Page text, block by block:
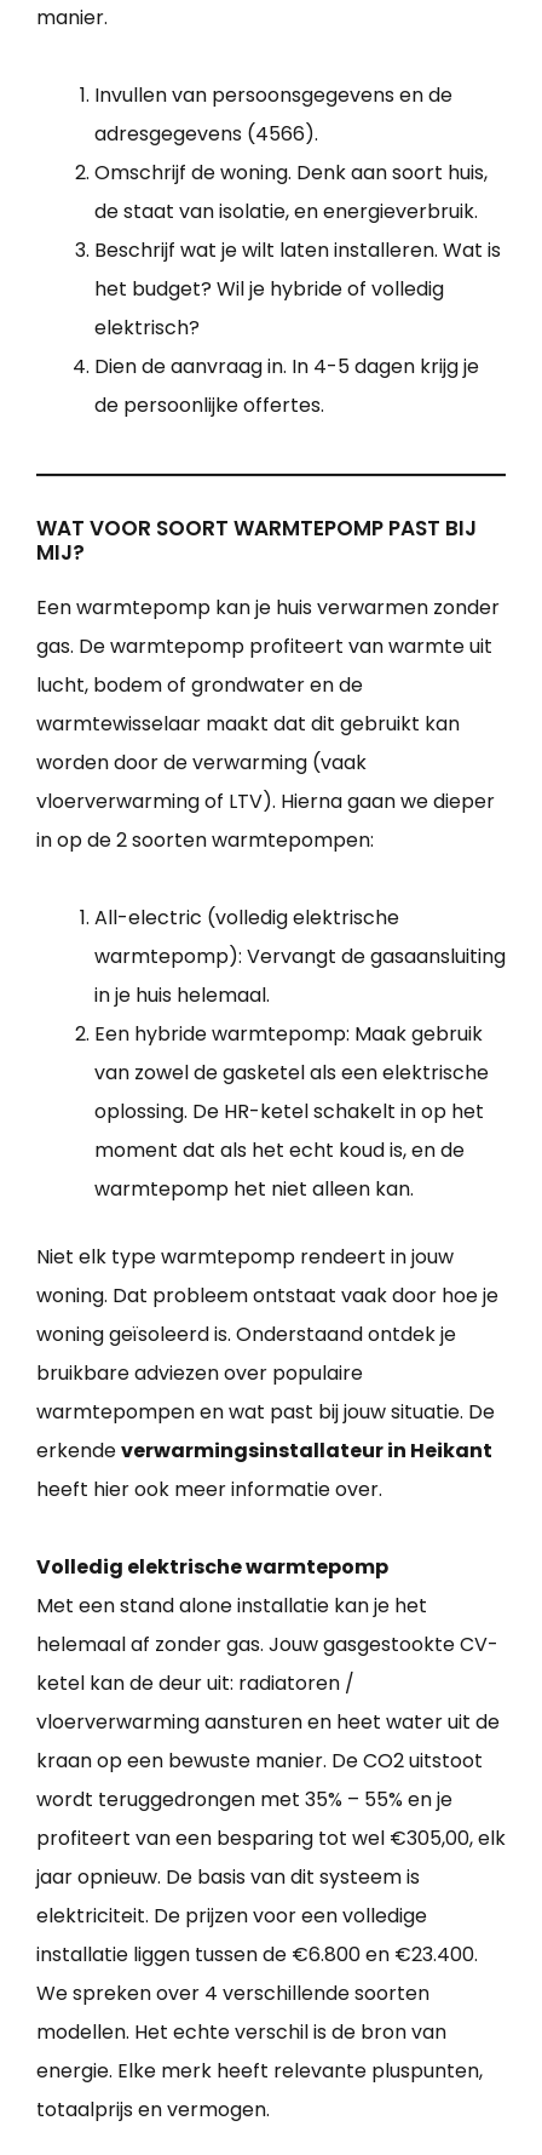
manier.
Invullen van persoonsgegevens en de
adresgegevens (4566).
Omschrijf de woning. Denk aan soort huis,
de staat van isolatie, en energieverbruik.
Beschrijf wat je wilt laten installeren. Wat is
het budget? Wil je hybride of volledig
elektrisch?
Dien de aanvraag in. In 4-5 dagen krijg je
de persoonlijke offertes.
WAT VOOR SOORT WARMTEPOMP PAST BIJ
MIJ?
Een warmtepomp kan je huis verwarmen zonder
gas. De warmtepomp profiteert van warmte uit
lucht, bodem of grondwater en de
warmtewisselaar maakt dat dit gebruikt kan
worden door de verwarming (vaak
vloerverwarming of LTV). Hierna gaan we dieper
in op de 2 soorten warmtepompen:
All-electric (volledig elektrische
warmtepomp): Vervangt de gasaansluiting
in je huis helemaal.
Een hybride warmtepomp: Maak gebruik
van zowel de gasketel als een elektrische
oplossing. De HR-ketel schakelt in op het
moment dat als het echt koud is, en de
warmtepomp het niet alleen kan.
Niet elk type warmtepomp rendeert in jouw
woning. Dat probleem ontstaat vaak door hoe je
woning geïsoleerd is. Onderstaand ontdek je
bruikbare adviezen over populaire
warmtepompen en wat past bij jouw situatie. De
erkendeverwarmingsinstallateur in Heikant
heeft hier ook meer informatie over.
Volledig elektrische warmtepomp
Met een stand alone installatie kan je het
helemaal af zonder gas. Jouw gasgestookte CV-
ketel kan de deur uit: radiatoren /
vloerverwarming aansturen en heet water uit de
kraan op een bewuste manier. De CO2 uitstoot
wordt teruggedrongen met 35% – 55% en je
profiteert van een besparing tot wel €305,00, elk
jaar opnieuw. De basis van dit systeem is
elektriciteit. De prijzen voor een volledige
installatie liggen tussen de €6.800 en €23.400.
We spreken over 4 verschillende soorten
modellen. Het echte verschil is de bron van
energie. Elke merk heeft relevante pluspunten,
totaalprijs en vermogen.